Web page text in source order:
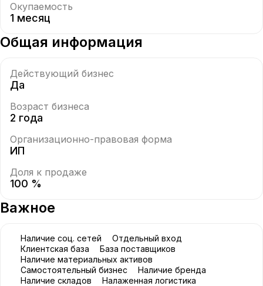
Окупаемость
1 месяц
Общая информация
Действующий бизнес
Да
Возраст бизнеса
2 года
Организационно-правовая форма
ИП
Доля к продаже
100 %
Важное
Наличие соц. сетей
Отдельный вход
Клиентская база
База поставщиков
Наличие материальных активов
Самостоятельный бизнес
Наличие бренда
Наличие складов
Налаженная логистика